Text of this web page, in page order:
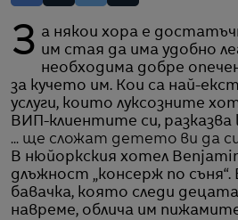
За някои хора е достатъчно в хотелската им стая да има удобно
необходима добре
за кучето им. Кои са най-
услуги, които луксозните
ВИП-клиентите си, разказва
... ще сложат детето ви да си
В нюйоркския хотел
длъжност „консерж по
бавачка, която следи
навреме, облича им